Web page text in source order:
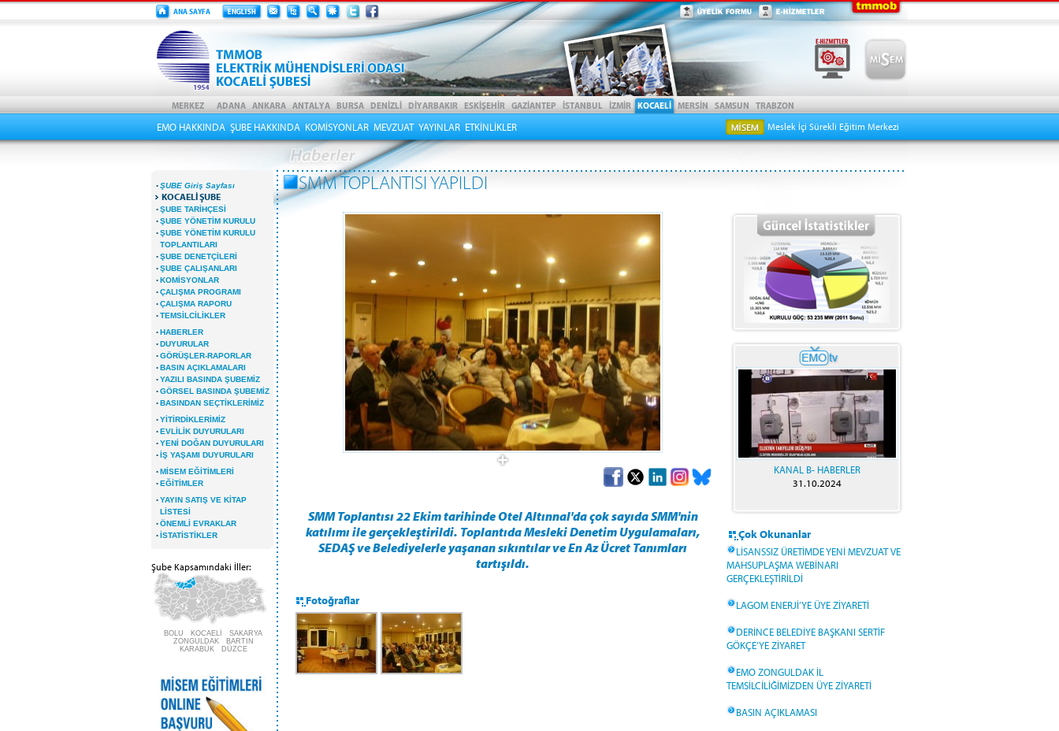
EMO HAKKINDA ŞUBE HAKKINDA KOMİSYONLAR MEVZUAT YAYINLAR ETKİNLİKLER Meslek İçi Sürekli Eğitim Merkezi
·ŞUBE Giriş Sayfası
KOCAELİ ŞUBE
·ŞUBE TARİHÇESİ
·ŞUBE YÖNETİM KURULU
·ŞUBE YÖNETİM KURULU
TOPLANTILARI
·ŞUBE DENETÇİLERİ
·ŞUBE ÇALIŞANLARI
·KOMİSYONLAR
·ÇALIŞMA PROGRAMI
·ÇALIŞMA RAPORU
·TEMSİLCİLİKLER
·HABERLER
·DUYURULAR
·GÖRÜŞLER-RAPORLAR
·BASIN AÇIKLAMALARI
·YAZILI BASINDA ŞUBEMİZ
·GÖRSEL BASINDA ŞUBEMİZ
·BASINDAN SEÇTİKLERİMİZ
·YİTİRDİKLERİMİZ
·EVLİLİK DUYURULARI
·YENİ DOĞAN DUYURULARI
·İŞ YAŞAMI DUYURULARI
·MİSEM EĞİTİMLERİ
·EĞİTİMLER
·YAYIN SATIŞ VE KİTAP
LİSTESİ
·ÖNEMLİ EVRAKLAR
·İSTATİSTİKLER
Şube Kapsamındaki İller:
BOLU KOCAELİ SAKARYA
ZONGULDAK BARTIN
KARABÜK DÜZCE
SMM TOPLANTISI YAPILDI
SMM Toplantısı 22 Ekim tarihinde Otel Altınnal'da çok sayıda SMM'nin
katılımı ile gerçekleştirildi. Toplantıda Mesleki Denetim Uygulamaları,
SEDAŞ ve Belediyelerle yaşanan sıkıntılar ve En Az Ücret Tanımları
tartışıldı.
Fotoğraflar
KANAL B- HABERLER
31.10.2024
Çok Okunanlar
LİSANSSIZ ÜRETİMDE YENİ MEVZUAT VE
MAHSUPLAŞMA WEBİNARI
GERÇEKLEŞTİRİLDİ
LAGOM ENERJİ’YE ÜYE ZİYARETİ
DERİNCE BELEDİYE BAŞKANI SERTİF
GÖKÇE’YE ZİYARET
EMO ZONGULDAK İL
TEMSİLCİLİĞİMİZDEN ÜYE ZİYARETİ
BASIN AÇIKLAMASI